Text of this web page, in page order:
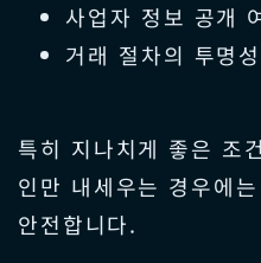
사업자 정보 공개
거래 절차의 투명성
특히 지나치게 좋은 조
인만 내세우는 경우에
안전합니다.